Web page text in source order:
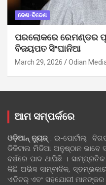
ଦେଶ-ବିଦେଶ
ପରଲୋକରେ ରେମଣ୍ଡର
ବିଜୟପତ ସିଂଘାନିଆ
March 29, 2026 Odian
ଆମ ସମ୍ପର୍କରେ
ଓଡ଼ିଆନ୍‍ ନ୍ୟୁଜ୍‍: ଇ-ପୋର୍ଟାଲ୍
ଡିଜିଟାଲ ମିଡିଆ ଅନୁଷ୍ଠାନ ଭାବେ
ବର୍ଷରେ ପାଦ ଥାପିଛି ।
କିଛି ଅଭିଜ୍ଞ ସାମ୍ବାଦିକ,
ଏଡିଟର୍ ଏବଂ ସହଯୋଗୀ